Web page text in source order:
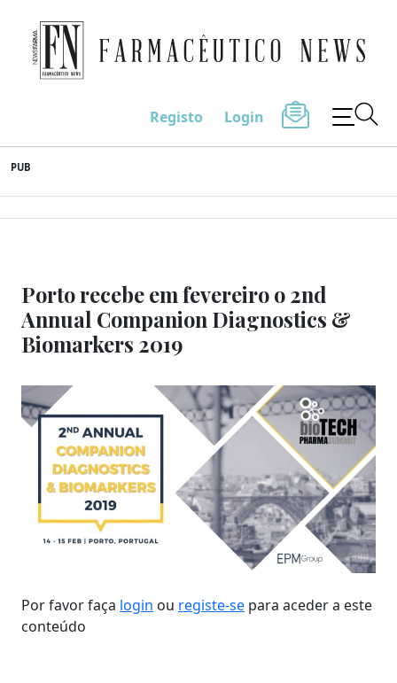
to
content
Farmacêutico News
Registo Login
PUB
Porto recebe em fevereiro o 2nd
Annual Companion Diagnostics &
Biomarkers 2019
Por favor faça login ou registe-se para aceder a este
conteúdo